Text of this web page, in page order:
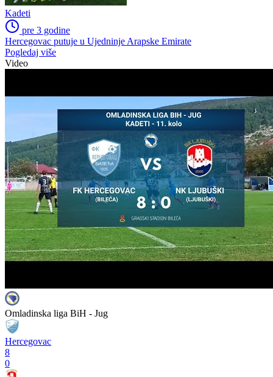
Kadeti
pre 3 godine
Hercegovac putuje u Ujedninje Arapske Emirate
Pogledaj više
Video
Omladinska liga BiH - Jug
Hercegovac
8
0